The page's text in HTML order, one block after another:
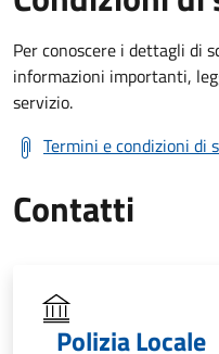
Per conoscere i dettagli di
informazioni importanti,
servizio.
Termini e condizioni di
Contatti
Polizia Locale